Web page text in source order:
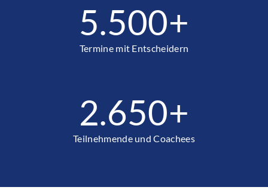
5.500+
Termine mit Entscheidern
2.650+
Teilnehmende und Coachees